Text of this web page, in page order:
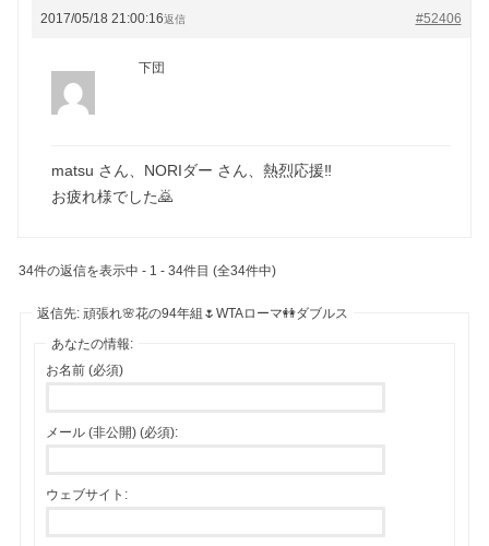
2017/05/18 21:00:16 #52406
返信
下団
matsu さん、NORIダー さん、熱烈応援‼️
お疲れ様でした🙇
34件の返信を表示中 - 1 - 34件目 (全34件中)
返信先: 頑張れ🌸花の94年組🌷WTAローマ👭ダブルス
あなたの情報:
お名前 (必須)
メール (非公開) (必須):
ウェブサイト: